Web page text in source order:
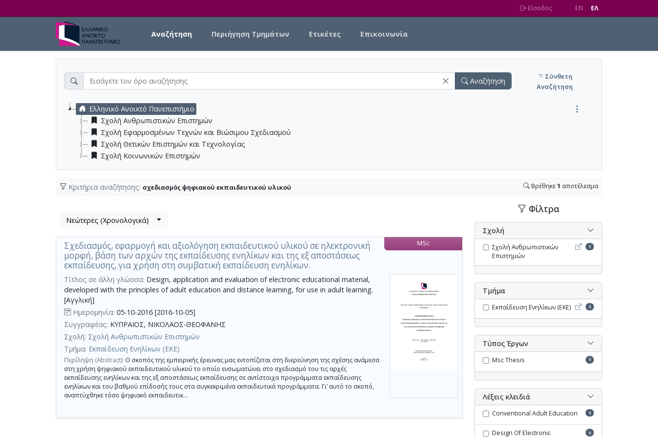
Είσοδος EN EΛ
Αναζήτηση Περιήγηση Τμημάτων Ετικέτες Επικοινωνία
Αναζήτηση
Σύνθετη
Αναζήτηση
Ελληνικό Ανοικτό Πανεπιστήμιο
Σχολή Ανθρωπιστικών Επιστημών
Σχολή Εφαρμοσμένων Τεχνών και Βιώσιμου Σχεδιασμού
Σχολή Θετικών Επιστημών και Τεχνολογίας
Σχολή Κοινωνικών Επιστημών
Κριτήρια αναζήτησης: σχεδιασμός ψηφιακού εκπαιδευτικού υλικού Βρέθηκε1 αποτέλεσμα
Βρέθηκε
αποτέλεσμα
,
σύνολο
σελίδων
1.
Εφαρμοζόμενα
κριτήρια
σχεδιασμός
ψηφιακού
εκπαιδευτικού
υλικού
Ακύρωση
των
κριτηρίων
αναζήτησης
Περιορισμός
αποτελεσμάτων
τη
Λίστα
τα
αποτελέσματα
αναζήτησης:
Νεώτερες (Χρονολογικά)
Σχεδιασμός, εφαρμογή και αξιολόγηση εκπαιδευτικού υλικού σε ηλεκτρονική
μορφή, βάση των αρχών της εκπαίδευσης ενηλίκων και της εξ αποστάσεως
εκπαίδευσης, για χρήση στη συμβατική εκπαίδευση ενηλίκων.
MSc
Τίτλος σε άλλη γλώσσα: Design, application and evaluation of electronic educational material,
developed with the principles of adult education and distance learning, for use in adult learning.
[Αγγλική]
Ημερομηνία: 05-10-2016 [2016-10-05]
Συγγραφέας: ΚΥΠΡΑΙΟΣ, ΝΙΚΟΛΑΟΣ-ΘΕΟΦΑΝΗΣ
Σχολή: Σχολή Ανθρωπιστικών Επιστημών
Τμήμα: Εκπαίδευση Ενηλίκων (ΕΚΕ)
Περίληψη (Abstract): Ο σκοπός της εμπειρικής έρευνας μας εντοπίζεται στη διερεύνηση της σχέσης ανάμεσα
στη χρήση ψηφιακού εκπαιδευτικού υλικού το οποίο ενσωματώνει στο σχεδιασμό του τις αρχές
εκπαίδευσης ενηλίκων και της εξ αποστάσεως εκπαίδευσης σε αντίστοιχα προγράμματα εκπαίδευσης
ενηλίκων και του βαθμού επίδοσής τους στα συγκεκριμένα εκπαιδευτικά προγράμματα. Γι’ αυτό το σκοπό,
αναπτύχθηκε τόσο ψηφιακό εκπαιδευτικ...
Φίλτρα
Σχολή
Σχολή Ανθρωπιστικών
Επιστημών
Σχολή Ανθρωπιστικών
1
Τμήμα
Εκπαίδευση Ενηλίκων (ΕΚΕ) Εκπαίδευση Ενηλίκων
1
Τύπος Έργων
Msc Thesis 1
Λέξεις κλειδιά
Conventional Adult Education 1
Design Of Electronic
1